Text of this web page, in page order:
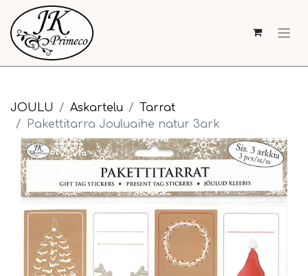
JOULU Askartelu
Tarrat
Pakettitarra Jouluaihe natur 3ark